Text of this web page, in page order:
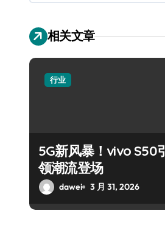
相关文章
行业
5G新风暴！vivo S50引
领潮流登场
dawei 3 月 31, 2026